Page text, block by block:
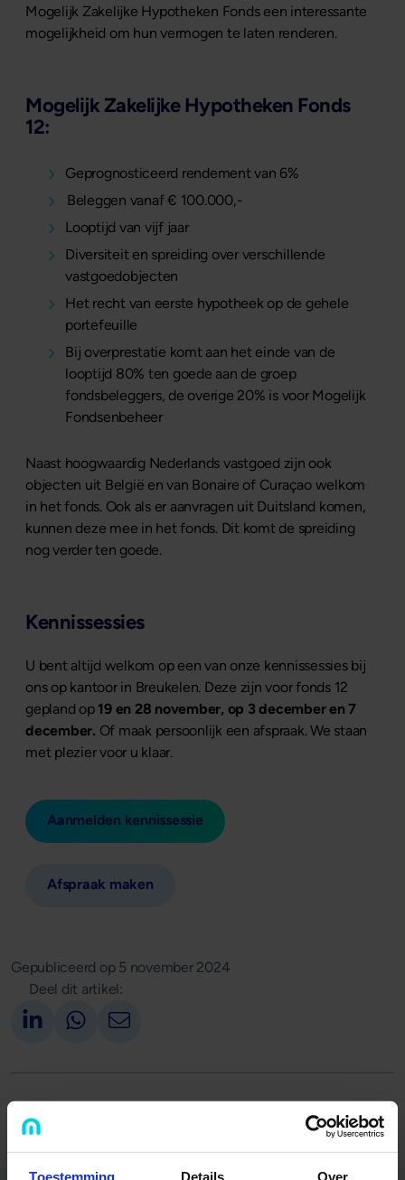
Toestemming Details Over
Mogelijk Zakelijke Hypotheken Fonds een interessante
mogelijkheid om hun vermogen te laten renderen.
Mogelijk Zakelijke Hypotheken Fonds
12:
Geprognosticeerd rendement van 6%
Beleggen vanaf € 100.000,-
Looptijd van vijf jaar
Diversiteit en spreiding over verschillende
vastgoedobjecten
Het recht van eerste hypotheek op de gehele
portefeuille
Bij overprestatie komt aan het einde van de
looptijd 80% ten goede aan de groep
fondsbeleggers, de overige 20% is voor Mogelijk
Fondsenbeheer
Naast hoogwaardig Nederlands vastgoed zijn ook
objecten uit België en van Bonaire of Curaçao welkom
in het fonds. Ook als er aanvragen uit Duitsland komen,
kunnen deze mee in het fonds. Dit komt de spreiding
nog verder ten goede.
Kennissessies
U bent altijd welkom op een van onze kennissessies bij
ons op kantoor in Breukelen. Deze zijn voor fonds 12
gepland op 19 en 28 november, op 3 december en 7
december. Of maak persoonlijk een afspraak. We staan
met plezier voor u klaar.
Aanmelden kennissessie
Afspraak maken
Gepubliceerd op 5 november 2024
Deel dit artikel:
Deel op LinkedIn
Deel via Whatsapp
Deel via email
Terug naar overzicht